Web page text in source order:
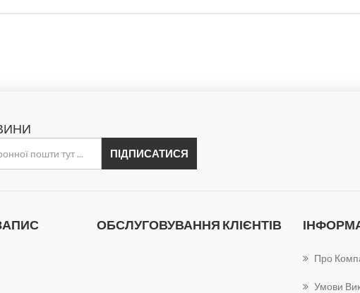
ОБСЛУГОВУВАННЯ КЛІЄНТІВ
Про
Умови